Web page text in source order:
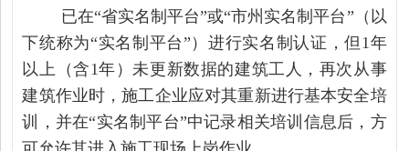
已在“省实名制平台”或“市州实名制平台”（以
下统称为“实名制平台”）进行实名制认证，但1年
以上（含1年）未更新数据的建筑工人，再次从事
建筑作业时，施工企业应对其重新进行基本安全培
训，并在“实名制平台”中记录相关培训信息后，方